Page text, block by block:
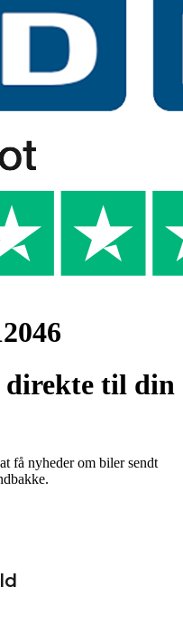
direkte til din
få nyheder om biler sendt